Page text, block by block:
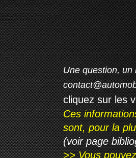
Une question, un
cliquez sur les
Ces
sont, pour la
(voir page
>> Vous